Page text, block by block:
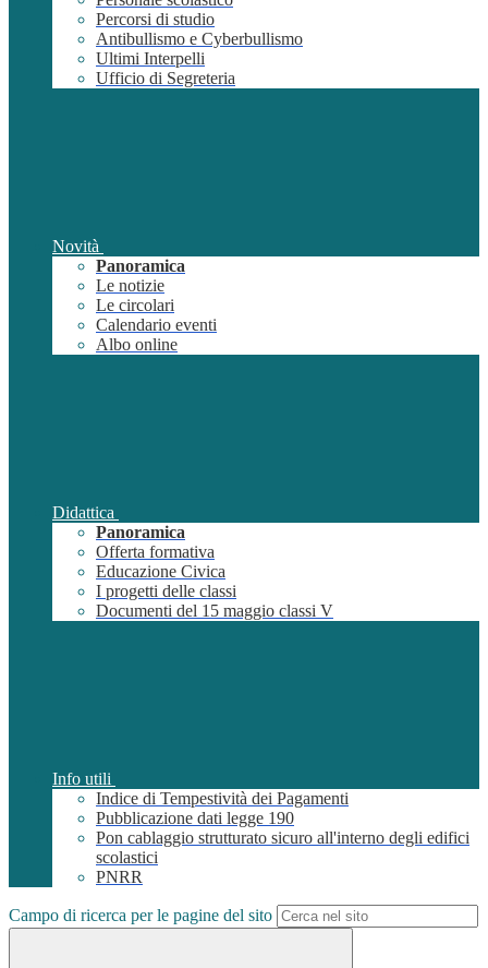
Percorsi di studio
Antibullismo e Cyberbullismo
Ultimi Interpelli
Ufficio di Segreteria
Novità
Panoramica
Le notizie
Le circolari
Calendario eventi
Albo online
Didattica
Panoramica
Offerta formativa
Educazione Civica
I progetti delle classi
Documenti del 15 maggio classi V
Info utili
Indice di Tempestività dei Pagamenti
Pubblicazione dati legge 190
Pon cablaggio strutturato sicuro all'interno degli edifici
scolastici
PNRR
Campo di ricerca per le pagine del sito